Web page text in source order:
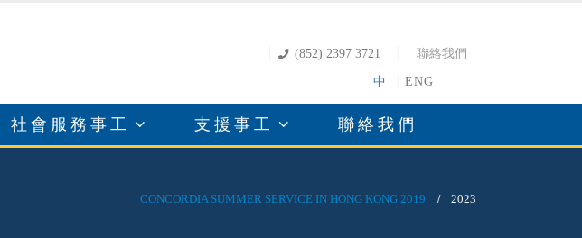
(852) 2397 3721 聯絡我們
社會服務事工 支援事工 聯絡我們
中 ENG
CONCORDIA SUMMER SERVICE IN HONG KONG 2019 2023